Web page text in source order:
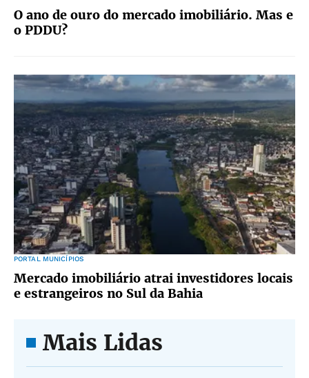
O ano de ouro do mercado imobiliário. Mas e
o PDDU?
PORTAL MUNICÍPIOS
Mercado imobiliário atrai investidores locais
e estrangeiros no Sul da Bahia
Mais Lidas